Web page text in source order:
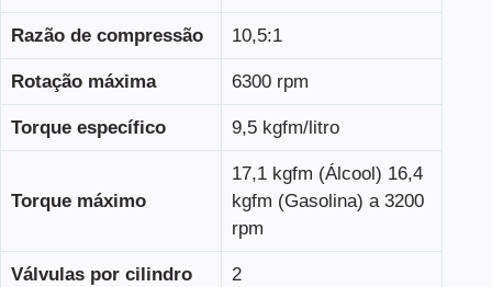
Razão de compressão 10,5:1
Rotação máxima 6300 rpm
Torque específico 9,5 kgfm/litro
Torque máximo
17,1 kgfm (Álcool) 16,4
kgfm (Gasolina) a 3200
rpm
Válvulas por cilindro
2